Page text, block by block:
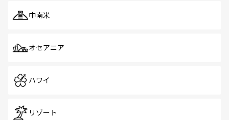
中南米
オセアニア
ハワイ
リゾート